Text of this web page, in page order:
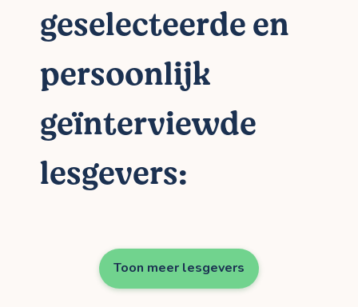
geselecteerde en
persoonlijk
geïnterviewde
lesgevers:
Toon meer lesgevers